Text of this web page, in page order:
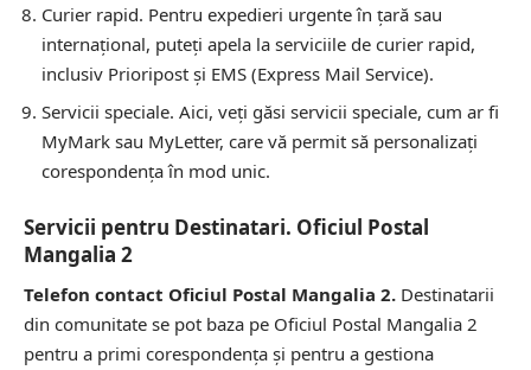
Curier rapid. Pentru expedieri urgente în țară sau
internațional, puteți apela la serviciile de curier rapid,
inclusiv Prioripost și EMS (Express Mail Service).
Servicii speciale. Aici, veți găsi servicii speciale, cum ar fi
MyMark sau MyLetter, care vă permit să personalizați
corespondența în mod unic.
Servicii pentru Destinatari. Oficiul Postal
Mangalia 2
Telefon contact Oficiul Postal Mangalia 2. Destinatarii
din comunitate se pot baza pe Oficiul Postal Mangalia 2
pentru a primi corespondența și pentru a gestiona